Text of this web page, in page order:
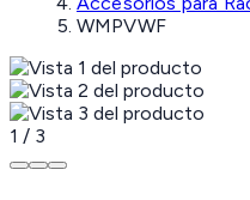
WMPVWF
1 / 3